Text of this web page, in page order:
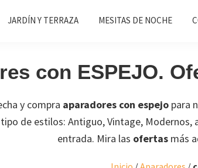
JARDÍN Y TERRAZA MESITAS DE NOCHE
con ESPEJO.
y compra aparadores con espejo para
de estilos: Antiguo, Vintage, Modernos,
entrada. Mira las ofertas más